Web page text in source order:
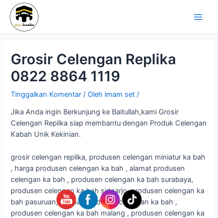
Lewati
konten
Grosir Celengan Replika
0822 8864 1119
Tinggalkan Komentar / Oleh imam set/
Jika Anda ingin Berkunjung ke Baitullah,kami Grosir
Celengan Replika siap membantu dengan Produk Celengan
Kabah Unik Kekinian.
grosir celengan replika, produsen celengan miniatur ka bah
, harga produsen celengan ka bah , alamat produsen
celengan ka bah , produsen celengan ka bah surabaya,
produsen celengan ka bah sidoarjo, produsen celengan ka
bah pasuruan, tempat produsen celengan ka bah ,
produsen celengan ka bah malang , produsen celengan ka
Navigasi
pos